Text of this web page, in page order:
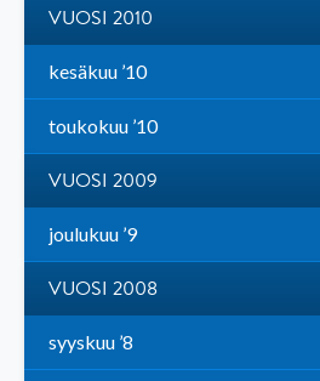
VUOSI 2010
kesäkuu ’10
toukokuu ’10
VUOSI 2009
joulukuu ’9
VUOSI 2008
syyskuu ’8